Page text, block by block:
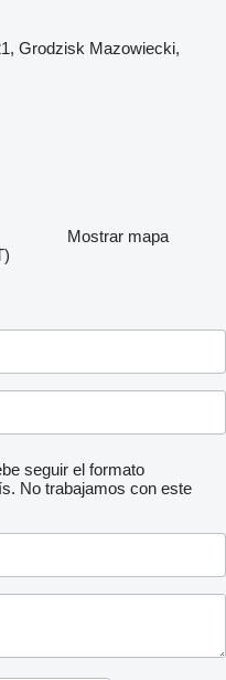
Grodzisk Mazowiecki,
Mostrar mapa
seguir el formato
No trabajamos con este